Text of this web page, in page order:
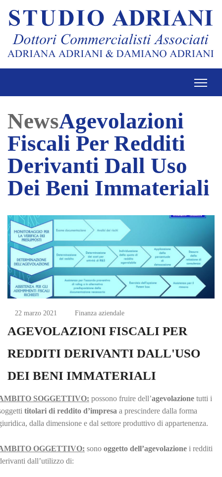
NewsAgevolazioni
Fiscali Per Redditi
Derivanti Dall Uso
Dei Beni Immateriali
22 marzo 2021 Finanza aziendale
AGEVOLAZIONI FISCALI PER
REDDITI DERIVANTI DALL'USO
DEI BENI IMMATERIALI
SOGGETTIVO: possono fruire dell’agevolazione tutti i
titolari di reddito d’impresa a prescindere dalla forma
dalla dimensione e dal settore produttivo di appartenenza.
OGGETTIVO: sonooggetto dell’agevolazione i redditi
dall’utilizzo di: